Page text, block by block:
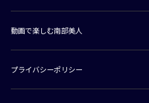
動画で楽しむ南部美人
プライバシーポリシー